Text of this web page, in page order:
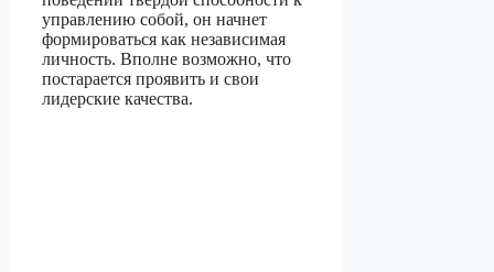
управлению собой, он начнет
формироваться как независимая
личность. Вполне возможно, что
постарается проявить и свои
лидерские качества.